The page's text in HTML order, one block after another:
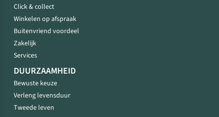
Click & collect
Winkelen op afspraak
Buitenvriend voordeel
Zakelijk
Services
DUURZAAMHEID
Bewuste keuze
Verleng levensduur
Tweede leven